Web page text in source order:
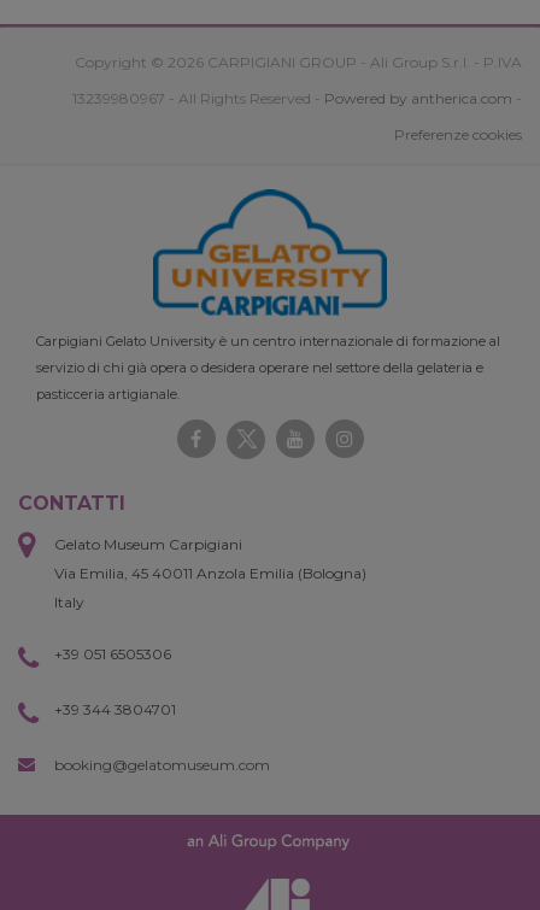
Copyright © 2026 CARPIGIANI GROUP - Ali Group S.r.l. - P.IVA
13239980967 - All Rights Reserved - Powered by antherica.com -
Preferenze cookies
Carpigiani Gelato University è un centro internazionale di formazione al
servizio di chi già opera o desidera operare nel settore della gelateria e
pasticceria artigianale.
CONTATTI
Gelato Museum Carpigiani
Via Emilia, 45 40011 Anzola Emilia (Bologna)
Italy
+39 051 6505306
+39 344 3804701
booking@gelatomuseum.com